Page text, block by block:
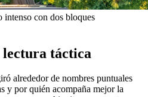
intenso con dos bloques
lectura táctica
alrededor de nombres puntuales
y por quién acompaña mejor la